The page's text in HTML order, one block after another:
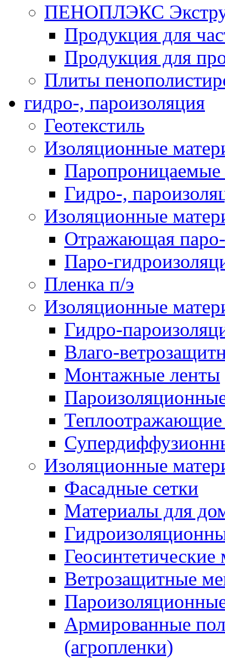
ПЕНОПЛЭКС
Продукция для
Продукция для
Плиты
гидро-, пароизоляция
Геотекстиль
Изоляционные
Гидро-,
Изоляционные
Отражающая
Паро-
Пленка п/э
Изоляционные
Гидро-
Влаго-
Монтажные ленты
Теплоотражающие
Изоляционные
Фасадные сетки
Материалы для
Геосинтетические
Ветрозащитные
Армированные
(агропленки)